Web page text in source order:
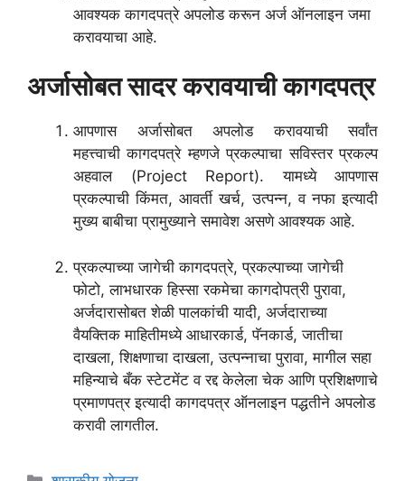
आवश्यक कागदपत्रे अपलोड करून अर्ज ऑनलाइन जमा
करावयाचा आहे.
अर्जासोबत सादर करावयाची कागदपत्र
आपणास अर्जासोबत अपलोड करावयाची सर्वांत
महत्त्वाचीकागदपत्रेम्हणजे प्रकल्पाचा सविस्तर प्रकल्प
अहवाल (Project Report). यामध्ये आपणास
प्रकल्पाची किंमत, आवर्ती खर्च, उत्पन्न, व नफा इत्यादी
मुख्य बाबीचा प्रामुख्याने समावेश असणे आवश्यक आहे.
प्रकल्पाच्या जागेची कागदपत्रे, प्रकल्पाच्या जागेची
फोटो, लाभधारक हिस्सा रकमेचा कागदोपत्री पुरावा,
अर्जदारासोबत शेळी पालकांची यादी, अर्जदाराच्या
वैयक्तिक माहितीमध्ये आधारकार्ड, पॅनकार्ड, जातीचा
दाखला, शिक्षणाचा दाखला, उत्पन्नाचा पुरावा, मागील सहा
महिन्याचे बँक स्टेटमेंट व रद्द केलेला चेक आणि प्रशिक्षणाचे
प्रमाणपत्र इत्यादी कागदपत्र ऑनलाइन पद्धतीने अपलोड
करावी लागतील.
Categories